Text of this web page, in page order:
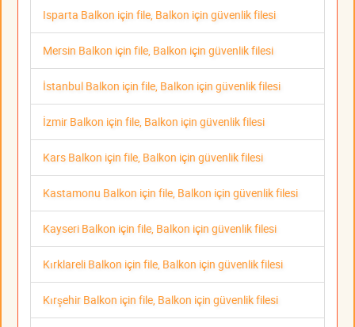
Isparta Balkon için file, Balkon için güvenlik filesi
Mersin Balkon için file, Balkon için güvenlik filesi
İstanbul Balkon için file, Balkon için güvenlik filesi
İzmir Balkon için file, Balkon için güvenlik filesi
Kars Balkon için file, Balkon için güvenlik filesi
Kastamonu Balkon için file, Balkon için güvenlik filesi
Kayseri Balkon için file, Balkon için güvenlik filesi
Kırklareli Balkon için file, Balkon için güvenlik filesi
Kırşehir Balkon için file, Balkon için güvenlik filesi